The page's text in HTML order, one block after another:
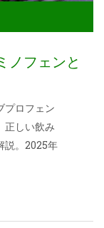
ノフェンと
プロフェン
正しい飲み
説。2025年